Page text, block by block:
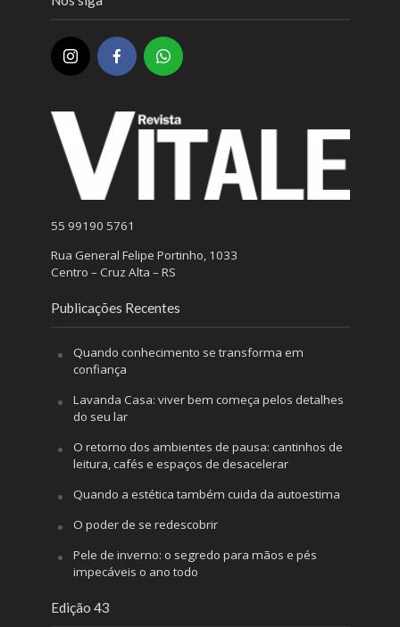
55 99190 5761
Rua General Felipe Portinho, 1033
Centro – Cruz Alta – RS
Publicações Recentes
Quando conhecimento se transforma em
confiança
Lavanda Casa: viver bem começa pelos detalhes
do seu lar
O retorno dos ambientes de pausa: cantinhos de
leitura, cafés e espaços de desacelerar
Quando a estética também cuida da autoestima
O poder de se redescobrir
Pele de inverno: o segredo para mãos e pés
impecáveis o ano todo
Edição 43